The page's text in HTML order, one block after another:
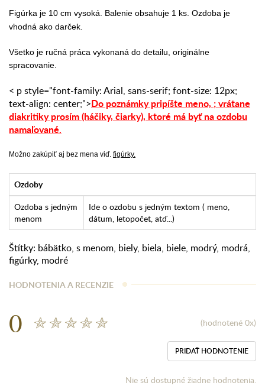
Figúrka je 10 cm vysoká. Balenie obsahuje 1 ks. Ozdoba je
vhodná ako darček.
Všetko je ručná práca vykonaná do detailu, originálne
spracovanie.
< p style="font-family: Arial, sans-serif; font-size: 12px;
text-align: center;">Do poznámky pripíšte meno, ;vrátane
diakritiky prosím (háčiky, čiarky), ktoré má byť na ozdobu
namaľované.
Možno zakúpiť aj bez mena viď. figúrky.
Ozdoby
Ozdoba s jedným
menom
Ide o ozdobu s jedným textom ( meno,
dátum, letopočet, atď...)
Štítky: bábätko, s menom, biely, biela, biele, modrý, modrá,
figúrky, modré
HODNOTENIA A RECENZIE
0 (hodnotené 0x)
PRIDAŤ HODNOTENIE
Nie sú dostupné žiadne hodnotenia.